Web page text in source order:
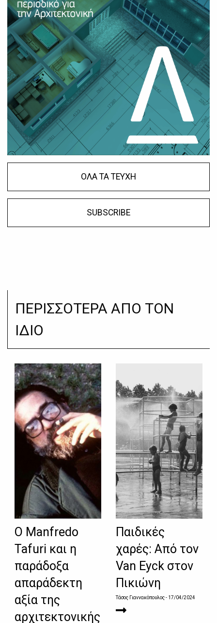
ΟΛΑ ΤΑ ΤΕΥΧΗ
SUBSCRIBE
ΠΕΡΙΣΣΟΤΕΡΑ ΑΠΟ ΤΟΝ
ΙΔΙΟ
Ο Manfredo
Tafuri και η
παράδοξα
απαράδεκτη
αξία της
αρχιτεκτονικής
Παιδικές
χαρές: Από τον
Van Eyck στον
Πικιώνη
Τάσος Γιαννακόπουλος- 17/04/2024